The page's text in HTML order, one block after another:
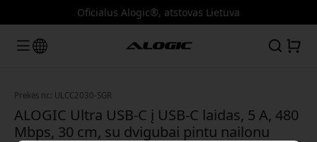
Oficialus Alogic®, atstovas Lietuva
Prekės nr.: ULCC2030-SGR
ALOGIC Ultra USB-C į USB-C laidas, 5 A, 480
Mbps, 30 cm, su dvigubai pintu nailonu